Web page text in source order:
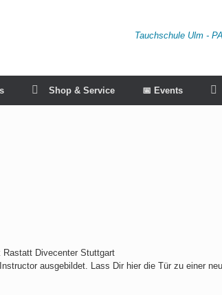
Tauchschule Ulm -
Shop & Service 📅 Events
ausgebildet. Lass Dir hier die Tür zu einer